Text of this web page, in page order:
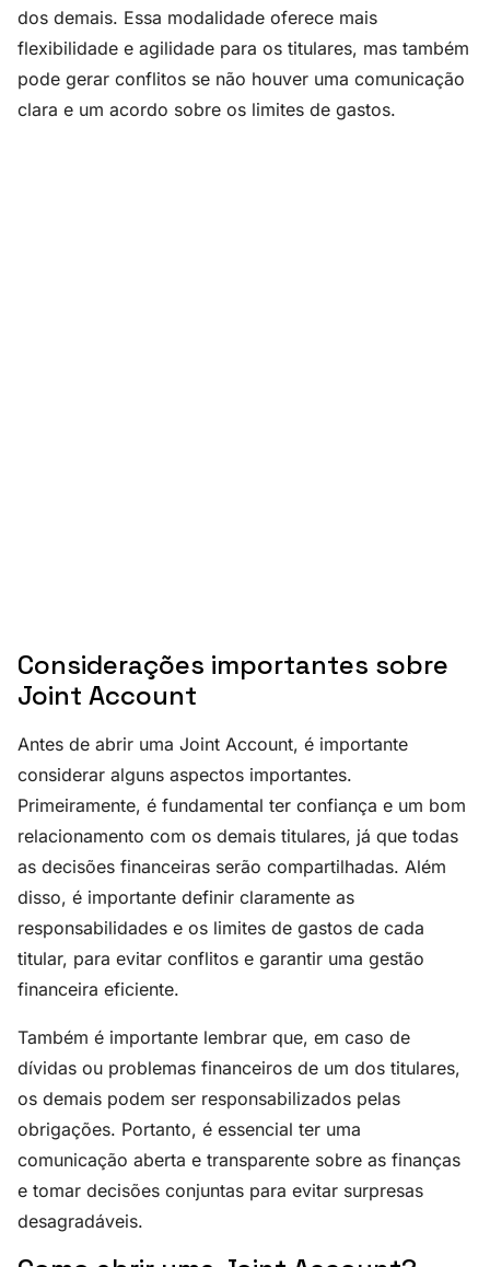
dos demais. Essa modalidade oferece mais
flexibilidade e agilidade para os titulares, mas também
pode gerar conflitos se não houver uma comunicação
clara e um acordo sobre os limites de gastos.
Considerações importantes sobre
Joint Account
Antes de abrir uma Joint Account, é importante
considerar alguns aspectos importantes.
Primeiramente, é fundamental ter confiança e um bom
relacionamento com os demais titulares, já que todas
as decisões financeiras serão compartilhadas. Além
disso, é importante definir claramente as
responsabilidades e os limites de gastos de cada
titular, para evitar conflitos e garantir uma gestão
financeira eficiente.
Também é importante lembrar que, em caso de
dívidas ou problemas financeiros de um dos titulares,
os demais podem ser responsabilizados pelas
obrigações. Portanto, é essencial ter uma
comunicação aberta e transparente sobre as finanças
e tomar decisões conjuntas para evitar surpresas
desagradáveis.